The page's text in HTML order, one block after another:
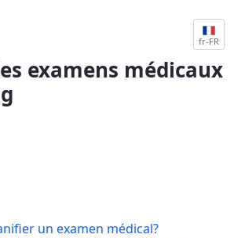
BOOKING MOB - HULP
fr-FR
examens médicaux
un examen médical?